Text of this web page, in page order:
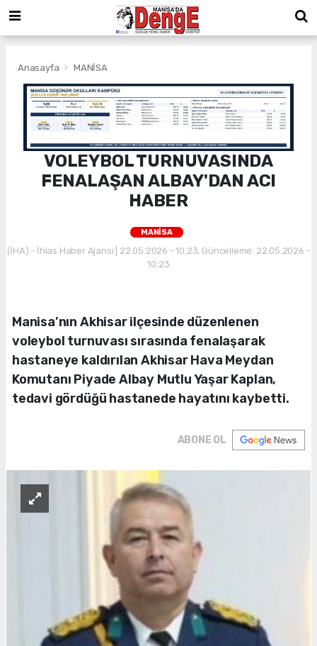
Anasayfa MANİSA
VOLEYBOL TURNUVASINDA
FENALAŞAN ALBAY'DAN ACI
HABER
MANİSA
(İHA) - İhlas Haber Ajansı | 22.05.2026 - 10:23, Güncelleme: 22.05.2026 -
10:23
Manisa’nın Akhisar ilçesinde düzenlenen
voleybol turnuvası sırasında fenalaşarak
hastaneye kaldırılan Akhisar Hava Meydan
Komutanı Piyade Albay Mutlu Yaşar Kaplan,
tedavi gördüğü hastanede hayatını kaybetti.
ABONE OL